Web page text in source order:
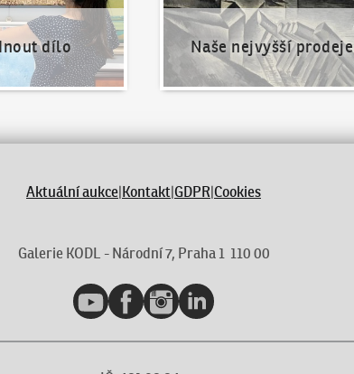
dílo Naše nejvyšší prodeje
Aktuální aukce|Kontakt|GDPR|Cookies
Galerie KODL - Národní 7, Praha 1 110 00
YouTubeFacebookInstagramLinkedIn